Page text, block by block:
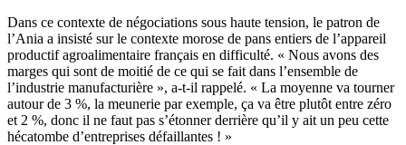
Dans ce contexte de négociations sous haute tension, le patron de
l’Ania a insisté sur le contexte morose de pans entiers de l’appareil
productif agroalimentaire français en difficulté. « Nous avons des
marges qui sont de moitié de ce qui se fait dans l’ensemble de
l’industrie manufacturière », a-t-il rappelé. « La moyenne va tourner
autour de 3 %, la meunerie par exemple, ça va être plutôt entre zéro
et 2 %, donc il ne faut pas s’étonner derrière qu’il y ait un peu cette
hécatombe d’entreprises défaillantes ! »